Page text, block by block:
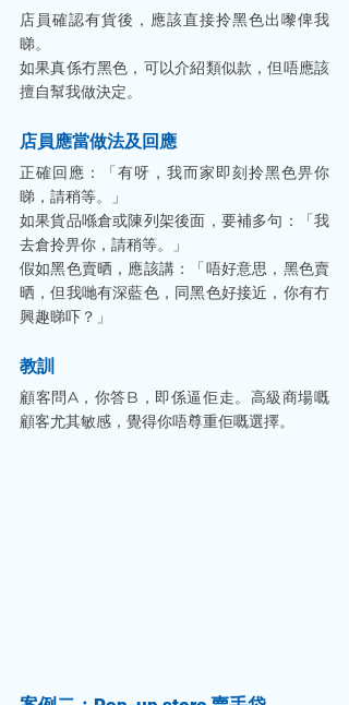
店員確認有貨後，應該直接拎黑色出嚟俾我
睇。
如果真係冇黑色，可以介紹類似款，但唔應該
擅自幫我做決定。
店員應當做法及回應
正確回應：「有呀，我而家即刻拎黑色畀你
睇，請稍等。」
如果貨品喺倉或陳列架後面，要補多句：「我
去倉拎畀你，請稍等。」
假如黑色賣晒，應該講：「唔好意思，黑色賣
晒，但我哋有深藍色，同黑色好接近，你有冇
興趣睇吓？」
教訓
顧客問A，你答B，即係逼佢走。高級商場嘅
顧客尤其敏感，覺得你唔尊重佢嘅選擇。